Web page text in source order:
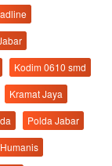
Kodim 0610 smd
Kramat Jaya
Polda Jabar